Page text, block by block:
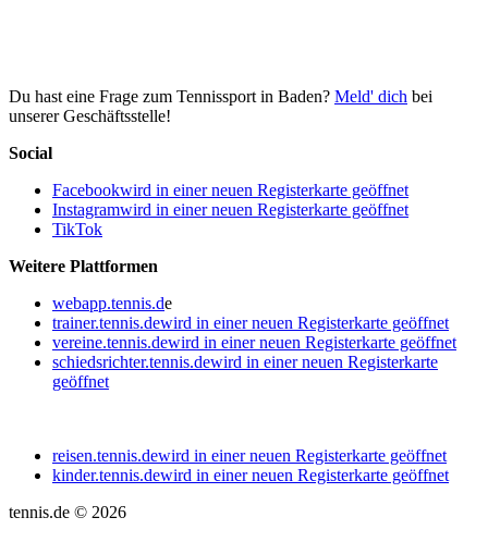
Du hast eine Frage zum Tennissport in Baden? Meld' dich bei
unserer Geschäftsstelle!
Social
Facebookwird in einer neuen Registerkarte geöffnet
Instagramwird in einer neuen Registerkarte geöffnet
TikTok
Weitere Plattformen
webapp.tennis.de
trainer.tennis.dewird in einer neuen Registerkarte geöffnet
vereine.tennis.dewird in einer neuen Registerkarte geöffnet
schiedsrichter.tennis.dewird in einer neuen Registerkarte
geöffnet
reisen.tennis.dewird in einer neuen Registerkarte geöffnet
kinder.tennis.dewird in einer neuen Registerkarte geöffnet
tennis.de © 2026